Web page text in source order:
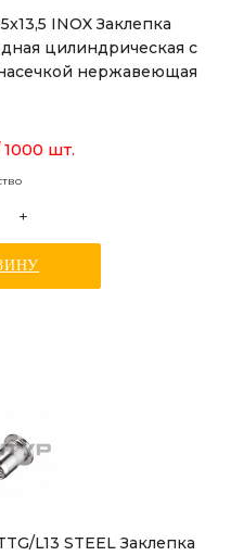
INOX Заклепка
цилиндрическая с
нержавеющая
1000 шт.
+
L13 STEEL Заклепка